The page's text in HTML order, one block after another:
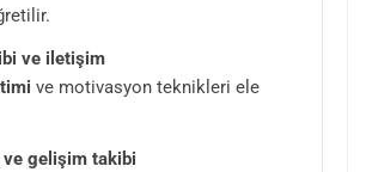
ve iletişim
ve motivasyon teknikleri ele
gelişim takibi